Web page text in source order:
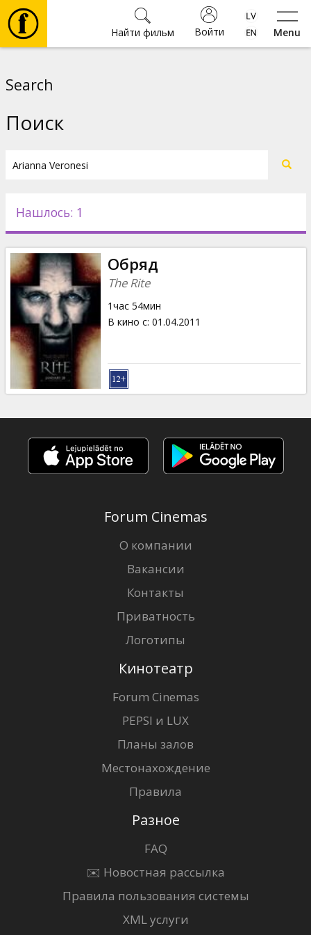
Menu
Войти
Найти фильм
Новости
Подарки
Кинозакуски
B2B
Клуб
Search
Поиск
Нашлось: 1
Обряд
The Rite
1час 54мин
В кино с: 01.04.2011
Forum Cinemas
О компании
Вакансии
Контакты
Приватность
Логотипы
Кинотеатр
Forum Cinemas
PEPSI и LUX
Планы залов
Местонахождение
Правила
Разное
FAQ
✉️ Новостная рассылка
Правила пользования системы
XML услуги